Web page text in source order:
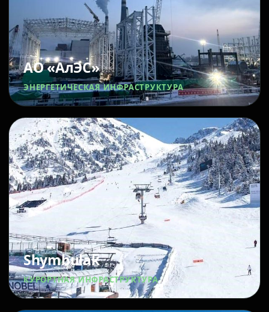
АО «АлЭС»
ЭНЕРГЕТИЧЕСКАЯ ИНФРАСТРУКТУРА
Shymbulak
КУРОРТНАЯ ИНФРАСТРУКТУРА